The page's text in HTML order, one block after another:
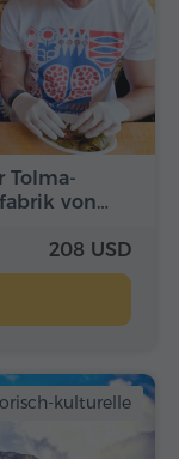
Tolma-
von…
208 USD
kulturelle